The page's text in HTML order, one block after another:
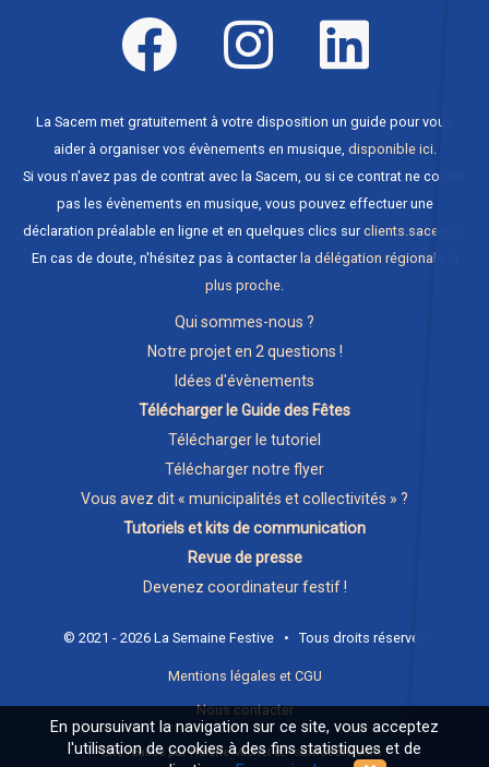
La Sacem met gratuitement à votre disposition un guide pour vous
aider à organiser vos évènements en musique, disponible ici.
Si vous n'avez pas de contrat avec la Sacem, ou si ce contrat ne couvre
pas les évènements en musique, vous pouvez effectuer une
déclaration préalable en ligne et en quelques clics surclients.sacem.fr
En cas de doute, n'hésitez pas à contacter la délégation régionale la
plus proche
Qui sommes-nous ?
Notre projet en 2 questions !
Idées d'évènements
Télécharger le Guide des Fêtes
Télécharger le tutoriel
Télécharger notre flyer
Vous avez dit « municipalités et collectivités » ?
Tutoriels et kits de communication
Revue de presse
Devenez coordinateur festif !
© 2021 - 2026 La Semaine Festive • Tous droits réservés
Mentions légales et CGU
Nous contacter
Site réalisé par Hélène Michel et samosate.com
En poursuivant la navigation sur ce site, vous acceptez
l'utilisation de cookies à des fins statistiques et de